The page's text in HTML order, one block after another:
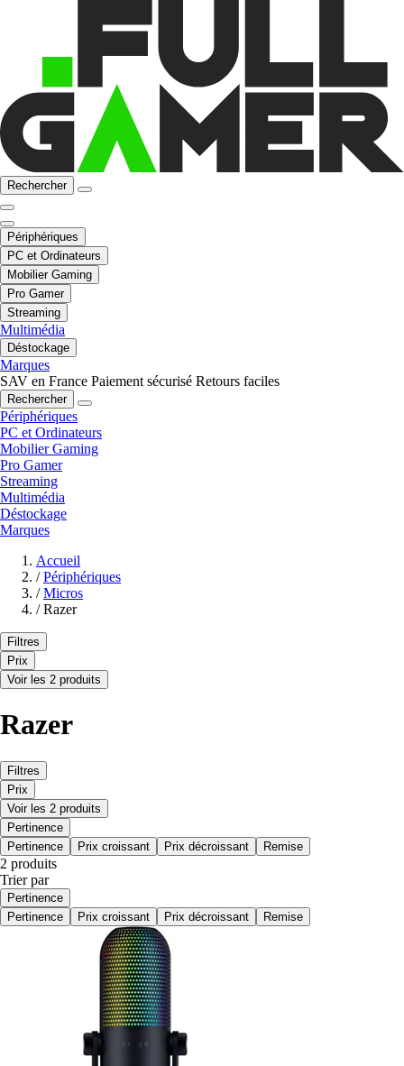
Rechercher
Périphériques
PC et Ordinateurs
Mobilier Gaming
Pro Gamer
Streaming
Multimédia
Déstockage
Marques
SAV en France Paiement sécurisé Retours faciles
Rechercher
Périphériques
PC et Ordinateurs
Mobilier Gaming
Pro Gamer
Streaming
Multimédia
Déstockage
Marques
Accueil
/ Périphériques
/ Micros
/ Razer
Filtres
Prix
Voir les 2 produits
Razer
Filtres
Prix
Voir les 2 produits
Pertinence
Pertinence
Prix croissant Prix décroissant Remise
2 produits
Trier par
Pertinence
Pertinence
Prix croissant Prix décroissant Remise